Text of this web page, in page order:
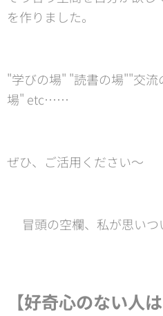
を作りました。
"学びの場" "読書の場""交
場" etc……
ぜひ、ご活用ください〜🌸
❇︎冒頭の空欄、私が思い
【好奇心のない人